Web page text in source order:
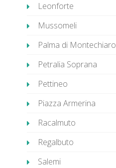
Leonforte
Mussomeli
Palma di Montechiaro
Petralia Soprana
Pettineo
Piazza Armerina
Racalmuto
Regalbuto
Salemi